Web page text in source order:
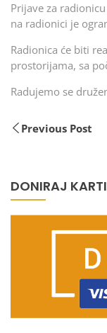
Prijave za
na radionici je
Radionica će biti
prostorijama, sa
Radujemo se
Previous Post
DONIRAJ